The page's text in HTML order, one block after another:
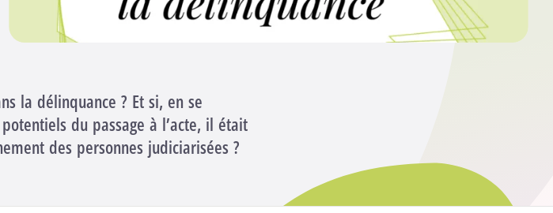
la délinquance ? Et si, en se
du passage à l’acte, il était
des personnes judiciarisées ?